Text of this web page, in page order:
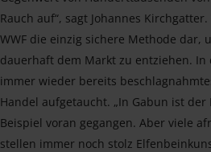
Rauch auf“, sagt Johannes
WWF die einzig sichere Methode dar,
dauerhaft dem Markt zu entziehen. In
immer wieder bereits
Handel aufgetaucht. „In Gabun ist
Beispiel voran gegangen. Aber viele
stellen immer noch stolz